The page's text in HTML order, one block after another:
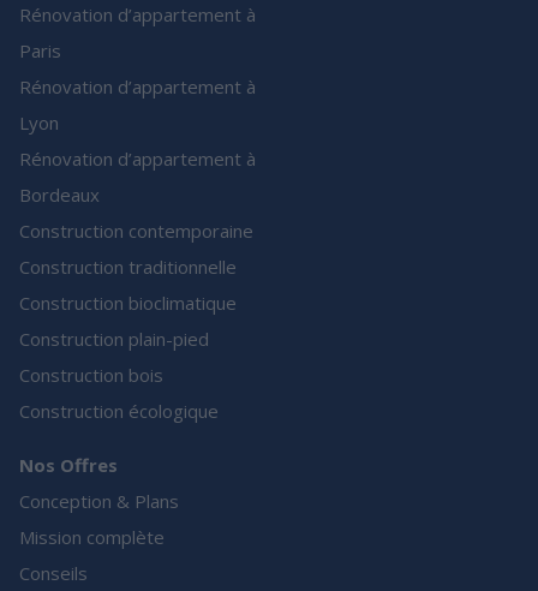
Rénovation d’appartement à
Paris
Rénovation d’appartement à
Lyon
Rénovation d’appartement à
Bordeaux
Construction contemporaine
Construction traditionnelle
Construction bioclimatique
Construction plain-pied
Construction bois
Construction écologique
Nos Offres
Conception & Plans
Mission complète
Conseils